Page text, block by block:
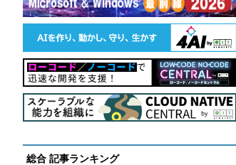
総合 記事ランキング